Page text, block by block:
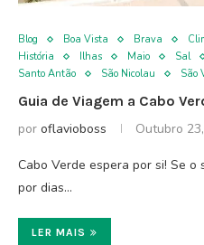
Blog Boa Vista Brava
História
Ilhas Maio Sal
Santo Antão
São Nicolau São
Guia de Viagem a Cabo
por oflavioboss Outubro
Cabo Verde espera por si! Se
por dias…
LER MAIS